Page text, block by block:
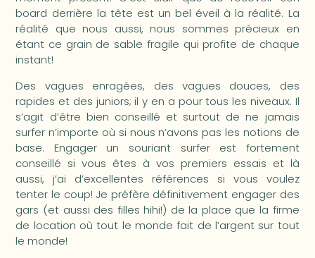
board derrière la tête est un bel éveil à la réalité. La
réalité que nous aussi, nous sommes précieux en
étant ce grain de sable fragile qui profite de chaque
instant!
Des vagues enragées, des vagues douces, des
rapides et des juniors; il y en a pour tous les niveaux. Il
s’agit d’être bien conseillé et surtout de ne jamais
surfer n’importe où si nous n’avons pas les notions de
base. Engager un souriant surfer est fortement
conseillé si vous êtes à vos premiers essais et là
aussi, j’ai d’excellentes références si vous voulez
tenter le coup! Je préfère définitivement engager des
gars (et aussi des filles hihi!) de la place que la firme
de location où tout le monde fait de l’argent sur tout
le monde!